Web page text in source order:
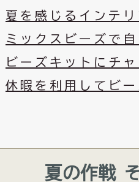
夏を感じるインテ
ミックスビーズで
ビーズキットにチ
休暇を利用してビ
夏の作戦